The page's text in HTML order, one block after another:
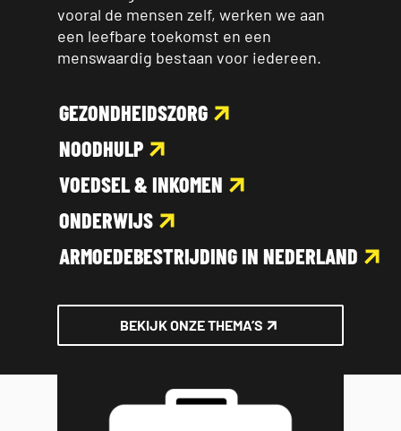
vooral de mensen zelf, werken we aan
een leefbare toekomst en een
menswaardig bestaan voor iedereen.
GEZONDHEIDSZORG
NOODHULP
VOEDSEL & INKOMEN
ONDERWIJS
ARMOEDEBESTRIJDING IN NEDERLAND
BEKIJK ONZE THEMA’S